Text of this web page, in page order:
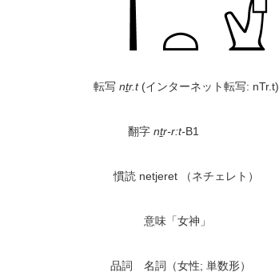
転写 nṯr.t (インターネット転写: nTr.t)
翻字 nṯr-r:t-B1
慣読 netjeret （ネチェレト）
意味「女神」
品詞 名詞（女性; 単数形）